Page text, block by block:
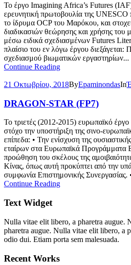
Το έργο Imagining Africa’s Futures (IAF),
ερευνητική πρωτοβουλία της UNESCO
το ίδρυμα OCP του Μαρόκου, και
διαδικασιών θεώρησης και χρήσης του
μέσω ειδικά σχεδιασμένων Futures
πλαίσιο του εν λόγω έργου διεξάγεται:
σχεδιασμού βιωματικών εργαστηρίων...
Continue Reading
21 Οκτωβρίου, 2018ByEpaminondasIn
DRAGON-STAR (FP7)
To τριετές (2012-2015) ευρωπαϊκό
στόχο την υποστήριξη της σινο-
επίπεδα: • Την ενίσχυση της
εταίρων στα Ευρωπαϊκά Προγράμματα
προώθηση του σκέλους της
Κίνας, όπως αυτή προκύπτει από την
συμφωνία Επιστημονικής Συνεργασίας.
Continue Reading
Text Widget
Nulla vitae elit libero, a pharetra augue.
pharetra augue. Nulla vitae elit libero, a
odio dui. Etiam porta sem malesuada.
Recent Works